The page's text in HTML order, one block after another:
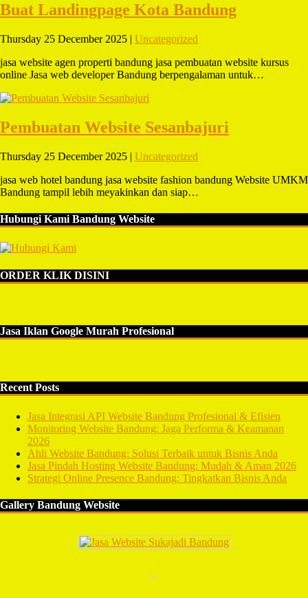
Buat Landingpage Kota Bandung
Thursday 25 December 2025 | Uncategorized
jasa website agen properti bandung jasa pembuatan website kursus
online Jasa web developer Bandung berpengalaman untuk…
Pembuatan Website Sesanbajuri
Thursday 25 December 2025 | Uncategorized
jasa web hotel bandung jasa website fashion bandung Website UMKM
Bandung tampil lebih meyakinkan dan siap…
Hubungi Kami Bandung Website
ORDER KLIK DISINI
Jasa Iklan Google Murah Profesional
Recent Posts
Jasa Integrasi API Website Bandung Profesional & Efisien
Monitoring Website Bandung: Jaga Performa & Keamanan
2026
Ahli Website Bandung: Solusi Terbaik untuk Bisnis Anda
Jasa Pindah Hosting Website Bandung: Mudah & Aman 2026
Strategi Online Presence Bandung: Tingkatkan Bisnis Anda
Gallery Bandung Website